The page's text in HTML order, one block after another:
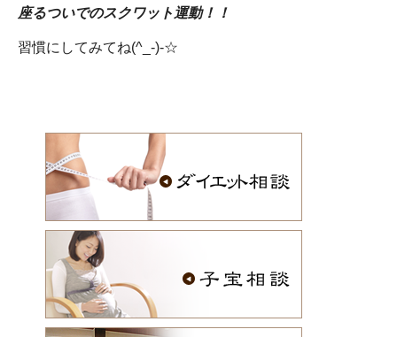
座るついでのスクワット運動！！
習慣にしてみてね(^_-)-☆